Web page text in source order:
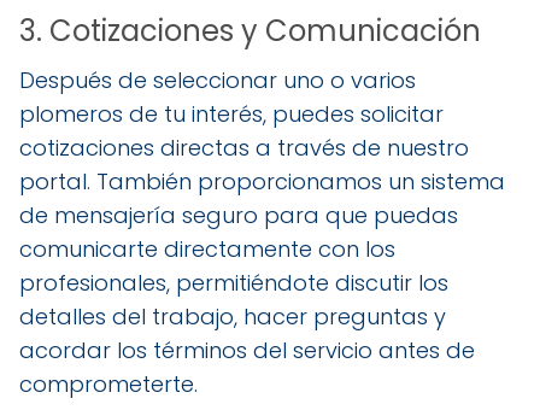
3. Cotizaciones y Comunicación
Después de seleccionar uno o varios
plomeros de tu interés, puedes solicitar
cotizaciones directas a través de nuestro
portal. También proporcionamos un sistema
de mensajería seguro para que puedas
comunicarte directamente con los
profesionales, permitiéndote discutir los
detalles del trabajo, hacer preguntas y
acordar los términos del servicio antes de
comprometerte.